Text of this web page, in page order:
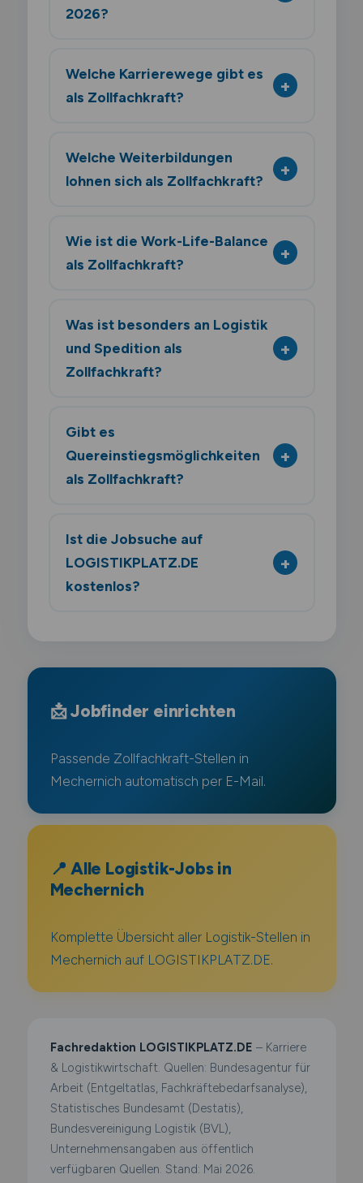
2026?
Welche Karrierewege gibt es
als Zollfachkraft?
Welche Weiterbildungen
lohnen sich als Zollfachkraft?
Wie ist die Work-Life-Balance
als Zollfachkraft?
Was ist besonders an Logistik
und Spedition als
Zollfachkraft?
Gibt es
Quereinstiegsmöglichkeiten
als Zollfachkraft?
Ist die Jobsuche auf
LOGISTIKPLATZ.DE
kostenlos?
📩 Jobfinder einrichten
Passende Zollfachkraft-Stellen in
Mechernich automatisch per E-Mail.
📍 Alle Logistik-Jobs in
Mechernich
Komplette Übersicht aller Logistik-Stellen in
Mechernich auf LOGISTIKPLATZ.DE.
Fachredaktion LOGISTIKPLATZ.DE – Karriere
& Logistikwirtschaft. Quellen: Bundesagentur für
Arbeit (Entgeltatlas, Fachkräftebedarfsanalyse),
Statistisches Bundesamt (Destatis),
Bundesvereinigung Logistik (BVL),
Unternehmensangaben aus öffentlich
verfügbaren Quellen. Stand: Mai 2026.